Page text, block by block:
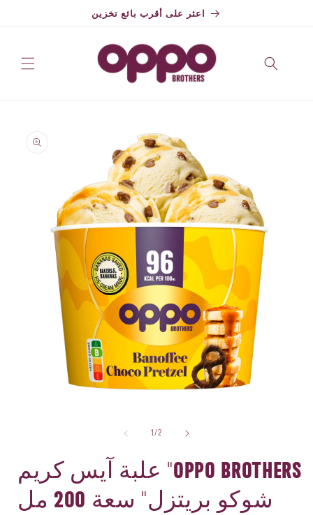
اعثر على أقرب بائع تخزين
معلومات
1/من
2
علبة آيس كريم "OPPO BROTHERS
شوكو بريتزل" سعة 200 مل